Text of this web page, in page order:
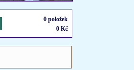
0 položek
0 Kč